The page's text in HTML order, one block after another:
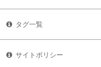
タグ一覧
サイトポリシー